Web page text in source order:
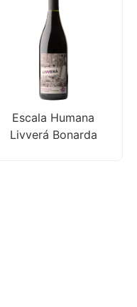
Escala Humana
Livverá Bonarda